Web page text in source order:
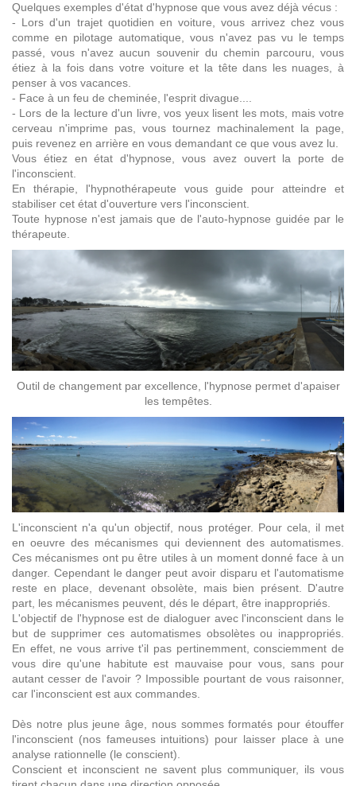
Quelques exemples d'état d'hypnose que vous avez déjà vécus :
- Lors d'un trajet quotidien en voiture, vous arrivez chez vous
comme en pilotage automatique, vous n'avez pas vu le temps
passé, vous n'avez aucun souvenir du chemin parcouru, vous
étiez à la fois dans votre voiture et la tête dans les nuages, à
penser à vos vacances.
- Face à un feu de cheminée, l'esprit divague....
- Lors de la lecture d'un livre, vos yeux lisent les mots, mais votre
cerveau n'imprime pas, vous tournez machinalement la page,
puis revenez en arrière en vous demandant ce que vous avez lu.
Vous étiez en état d'hypnose, vous avez ouvert la porte de
l'inconscient.
En thérapie, l'hypnothérapeute vous guide pour atteindre et
stabiliser cet état d'ouverture vers l'inconscient.
Toute hypnose n'est jamais que de l'auto-hypnose guidée par le
thérapeute.
Outil de changement par excellence, l'hypnose permet d'apaiser
les tempêtes.
L'inconscient n'a qu'un objectif, nous protéger. Pour cela, il met
en oeuvre des mécanismes qui deviennent des automatismes.
Ces mécanismes ont pu être utiles à un moment donné face à un
danger. Cependant le danger peut avoir disparu et l'automatisme
reste en place, devenant obsolète, mais bien présent. D'autre
part, les mécanismes peuvent, dés le départ, être inappropriés.
L'objectif de l'hypnose est de dialoguer avec l'inconscient dans le
but de supprimer ces automatismes obsolètes ou inappropriés.
En effet, ne vous arrive t'il pas pertinemment, consciemment de
vous dire qu'une habitute est mauvaise pour vous, sans pour
autant cesser de l'avoir ? Impossible pourtant de vous raisonner,
car l'inconscient est aux commandes.
Dès notre plus jeune âge, nous sommes formatés pour étouffer
l'inconscient (nos fameuses intuitions) pour laisser place à une
analyse rationnelle (le conscient).
Conscient et inconscient ne savent plus communiquer, ils vous